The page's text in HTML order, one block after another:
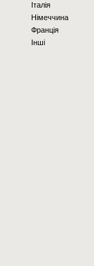
Італія
Німеччина
Франція
Інші